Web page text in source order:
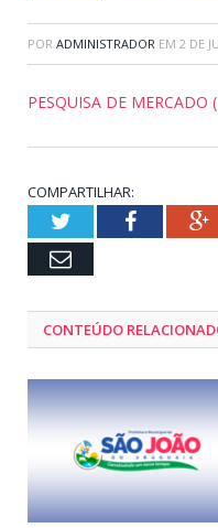
POR ADMINISTRADOR EM 2 DE
PESQUISA DE MERCADO
COMPARTILHAR:
TwitterFacebook
Email
CONTEÚDO